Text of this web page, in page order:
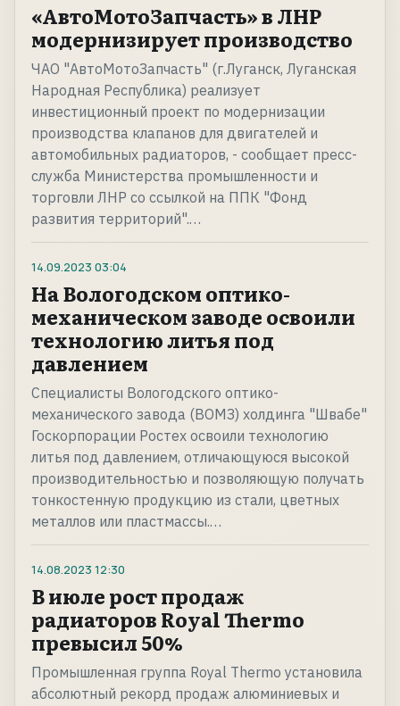
«АвтоМотоЗапчасть» в ЛНР
модернизирует производство
ЧАО "АвтоМотоЗапчасть" (г.Луганск, Луганская
Народная Республика) реализует
инвестиционный проект по модернизации
производства клапанов для двигателей и
автомобильных радиаторов, - сообщает пресс-
служба Министерства промышленности и
торговли ЛНР со ссылкой на ППК "Фонд
развития территорий".…
14.09.2023 03:04
На Вологодском оптико-
механическом заводе освоили
технологию литья под
давлением
Специалисты Вологодского оптико-
механического завода (ВОМЗ) холдинга "Швабе"
Госкорпорации Ростех освоили технологию
литья под давлением, отличающуюся высокой
производительностью и позволяющую получать
тонкостенную продукцию из стали, цветных
металлов или пластмассы.…
14.08.2023 12:30
В июле рост продаж
радиаторов Royal Thermo
превысил 50%
Промышленная группа Royal Thermo установила
абсолютный рекорд продаж алюминиевых и